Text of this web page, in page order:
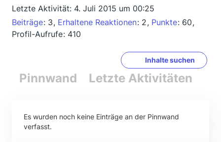
Letzte Aktivität: 4. Juli 2015 um 00:25
Beiträge 3 Erhaltene Reaktionen 2 Punkte 60
Profil-Aufrufe 410
Inhalte suchen
Pinnwand Letzte Aktivitäten
Es wurden noch keine Einträge an der Pinnwand
verfasst.